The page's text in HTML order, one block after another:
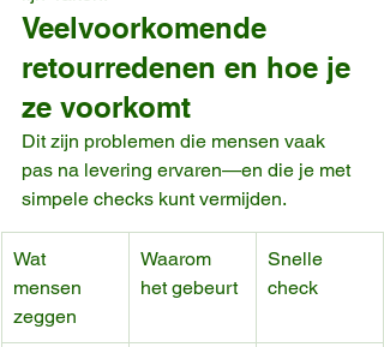
Veelvoorkomende
retourredenen en hoe je
ze voorkomt
Dit zijn problemen die mensen vaak
pas na levering ervaren—en die je met
simpele checks kunt vermijden.
Wat
mensen
zeggen
Waarom
het gebeurt
Snelle
check